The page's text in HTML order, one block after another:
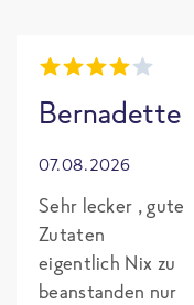
Bernadette
07.08.2026
Sehr lecker , gute
Zutaten
eigentlich Nix zu
beanstanden nur